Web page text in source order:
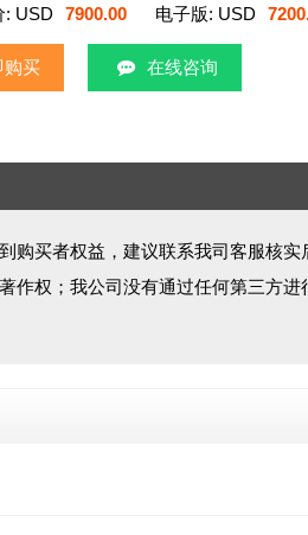
: USD
7900.00 电子版: USD
购买 在线咨询
买者权益，建议联系我司客服核
作权；我公司没有通过任何第三方